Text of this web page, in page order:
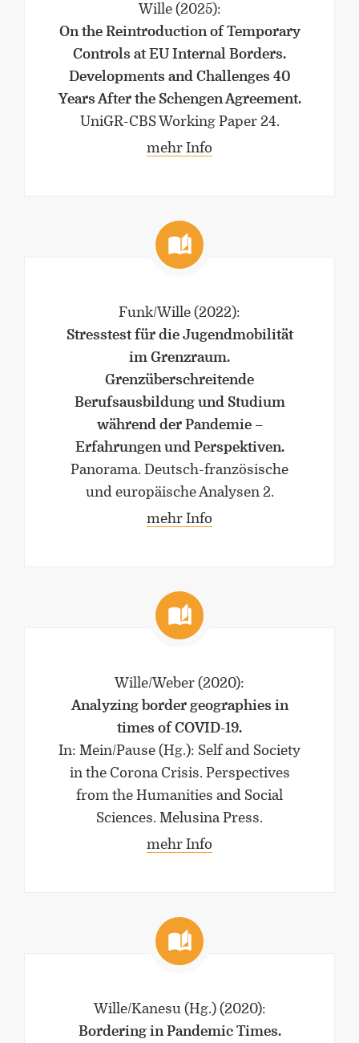
Wille (2025):
On the Reintroduction of Temporary
Controls at EU Internal Borders.
Developments and Challenges 40
Years After the Schengen Agreement.
UniGR-CBS Working Paper 24.
mehr Info
Funk/Wille (2022):
Stresstest für die Jugendmobilität
im Grenzraum.
Grenzüberschreitende
Berufsausbildung und Studium
während der Pandemie –
Erfahrungen und Perspektiven.
Panorama. Deutsch-französische
und europäische Analysen 2.
mehr Info
Wille/Weber (2020):
Analyzing border geographies in
times of COVID-19.
In: Mein/Pause (Hg.): Self and Society
in the Corona Crisis. Perspectives
from the Humanities and Social
Sciences. Melusina Press.
mehr Info
Wille/Kanesu (Hg.) (2020):
Bordering in Pandemic Times.